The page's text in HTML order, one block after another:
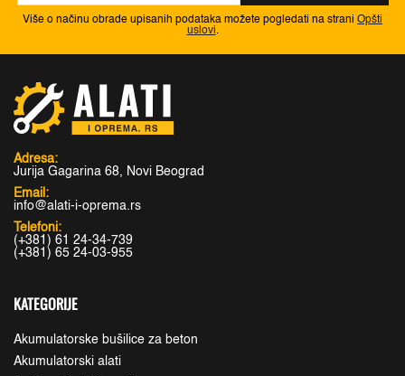
Više o načinu obrade upisanih podataka možete pogledati na strani Opšti
uslovi.
Adresa:
Jurija Gagarina 68, Novi Beograd
Email:
info@alati-i-oprema.rs
Telefoni:
(+381) 61 24-34-739
(+381) 65 24-03-955
KATEGORIJE
Akumulatorske bušilice za beton
Akumulatorski alati